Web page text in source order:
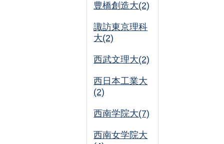
豊橋創造大(2)
諏訪東京理科
大(2)
西武文理大(2)
西日本工業大
(2)
西南学院大(7)
西南女学院大